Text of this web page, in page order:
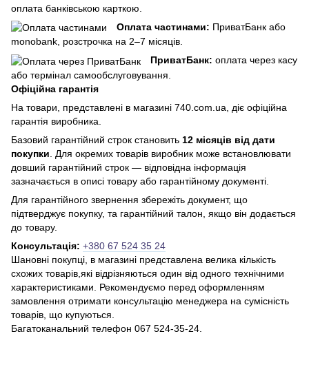
оплата банківською карткою.
Оплата частинами: ПриватБанк або
monobank, розстрочка на 2–7 місяців.
ПриватБанк: оплата через касу
або термінал самообслуговування.
Офіційна гарантія
На товари, представлені в магазині 740.com.ua, діє офіційна
гарантія виробника.
Базовий гарантійний строк становить 12 місяців від дати
покупки . Для окремих товарів виробник може встановлювати
довший гарантійний строк — відповідна інформація
зазначається в описі товару або гарантійному документі.
Для гарантійного звернення збережіть документ, що
підтверджує покупку, та гарантійний талон, якщо він додається
до товару.
Консультація: +380 67 524 35 24
Шановні покупці, в магазині представлена ​​велика кількість
схожих товарів,які відрізняються один від одного технічними
характеристиками. Рекомендуємо перед оформленням
замовлення отримати консультацію менеджера на сумісність
товарів, що купуються.
Багатоканальний телефон 067 524-35-24.